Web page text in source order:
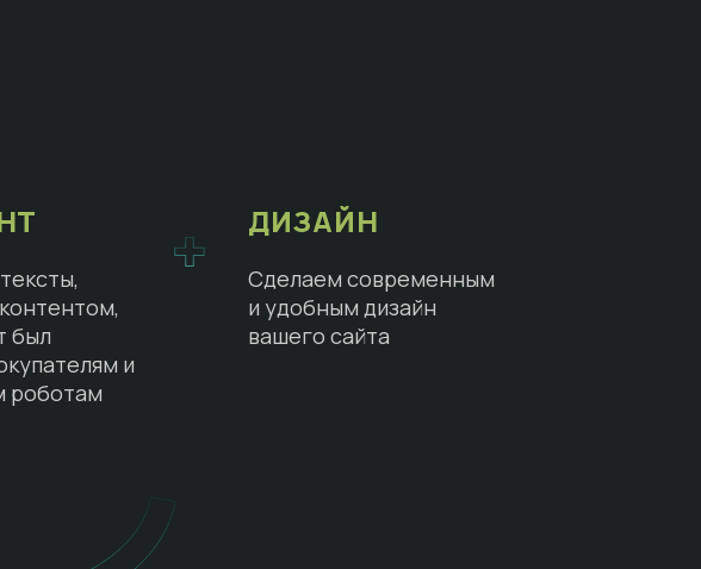
был
и
роботам
ДИЗАЙН
Сделаем современным
и удобным дизайн
вашего сайта